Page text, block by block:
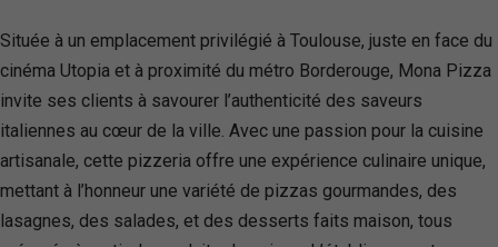
Située à un emplacement privilégié à Toulouse, juste en face du
cinéma Utopia et à proximité du métro Borderouge, Mona Pizza
invite ses clients à savourer l’authenticité des saveurs
italiennes au cœur de la ville. Avec une passion pour la cuisine
artisanale, cette pizzeria offre une expérience culinaire unique,
mettant à l’honneur une variété de pizzas gourmandes, des
lasagnes, des salades, et des desserts faits maison, tous